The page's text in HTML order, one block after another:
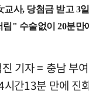
기자 = 충남 부
시간13분 만에 진